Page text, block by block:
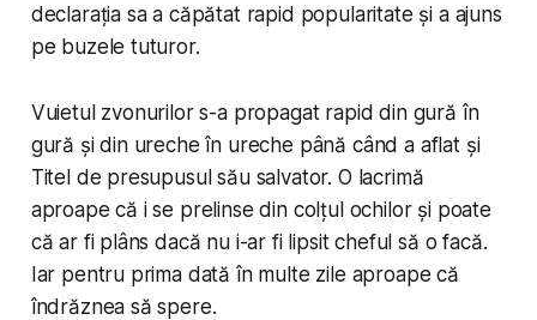
declarația sa a căpătat rapid popularitate și a ajuns
pe buzele tuturor.
Vuietul zvonurilor s-a propagat rapid din gură în
gură și din ureche în ureche până când a aflat și
Titel de presupusul său salvator. O lacrimă
aproape că i se prelinse din colțul ochilor și poate
că ar fi plâns dacă nu i-ar fi lipsit cheful să o facă.
Iar pentru prima dată în multe zile aproape că
îndrăznea să spere.